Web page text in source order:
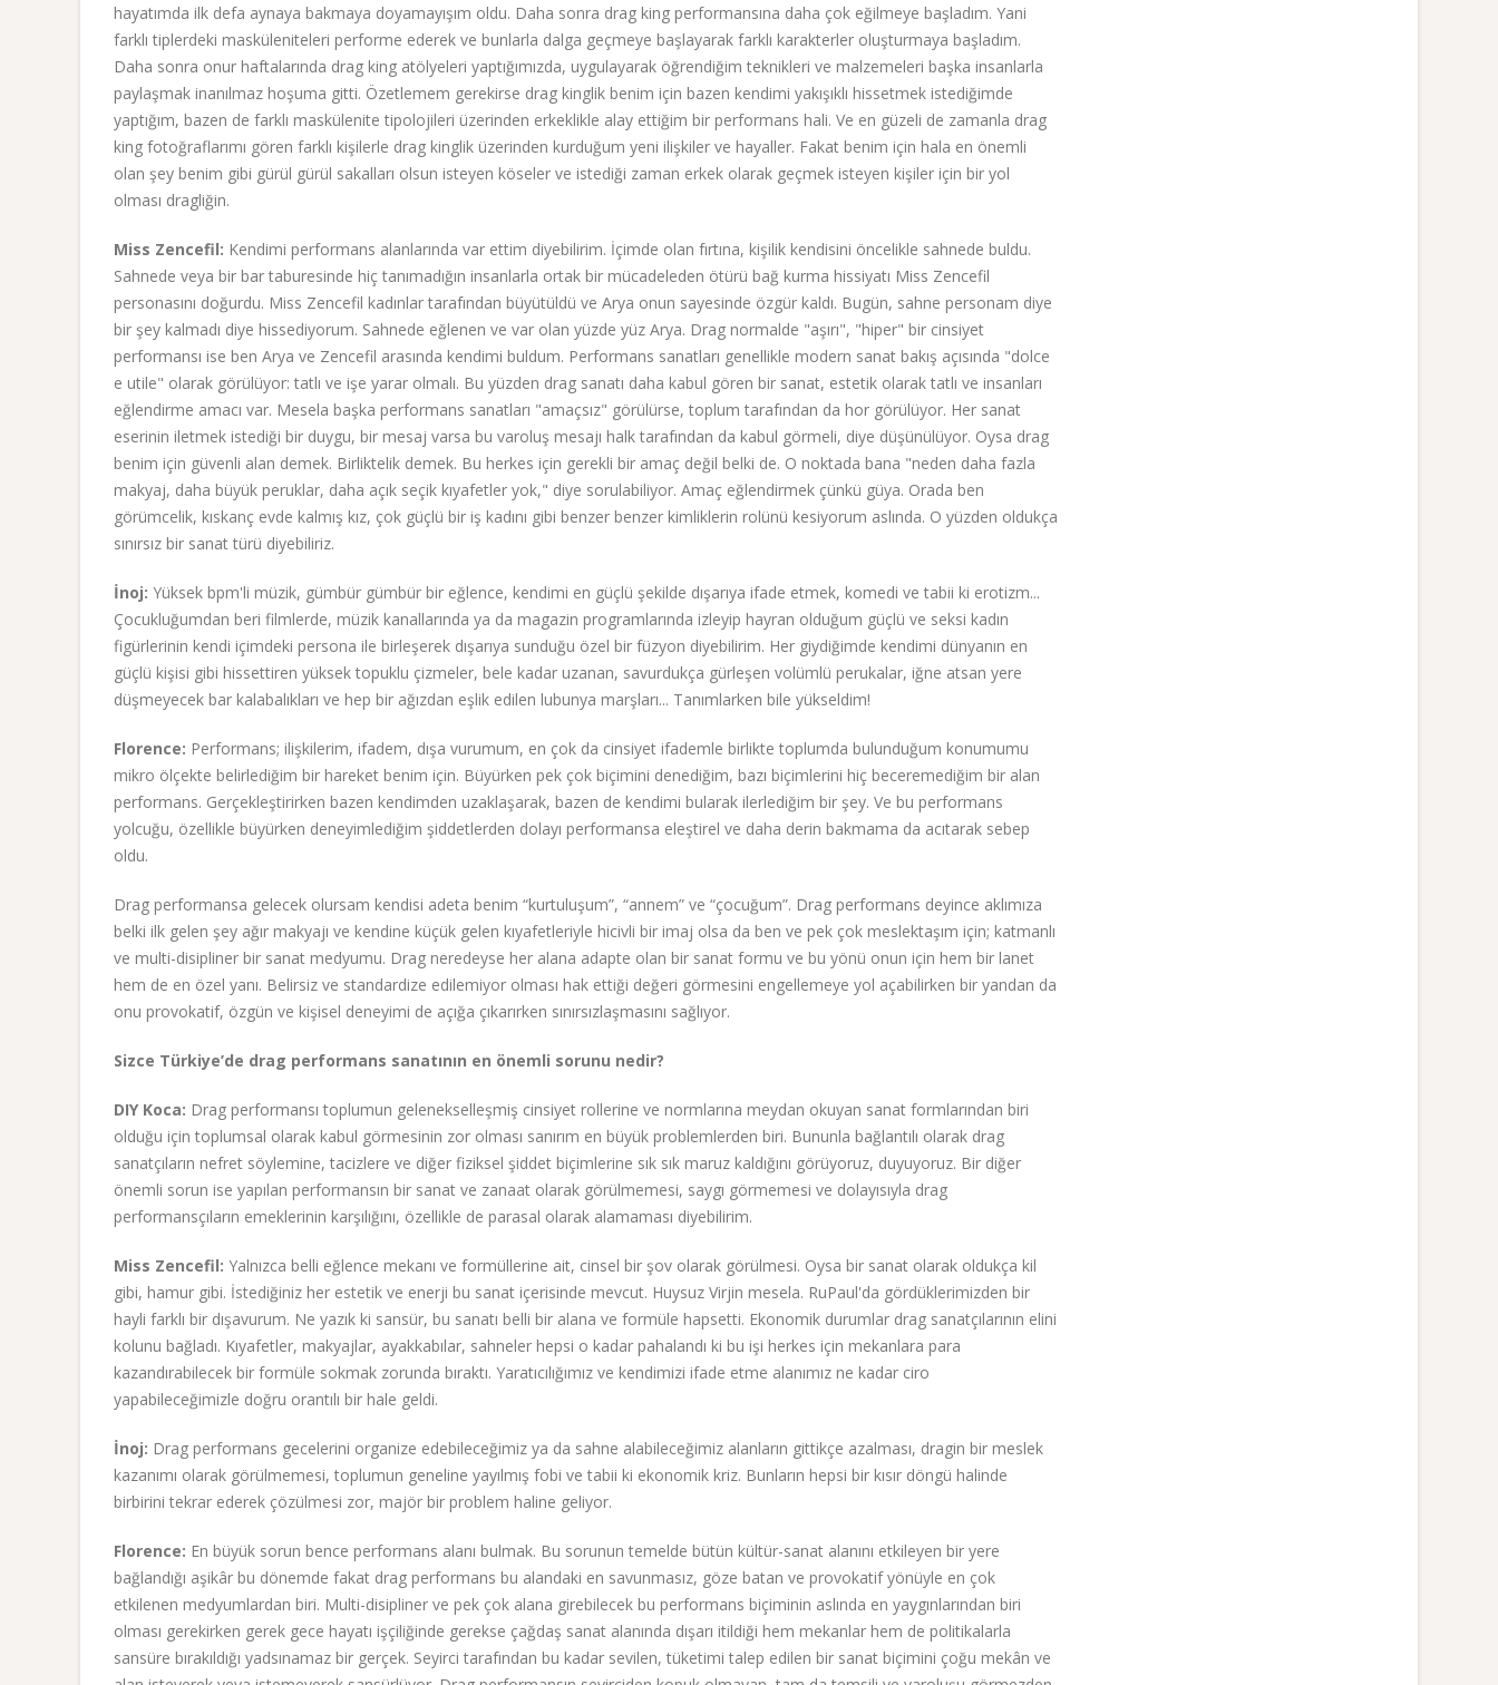
hayatımda ilk defa aynaya bakmaya doyamayışım oldu. Daha sonra drag king performansına daha çok eğilmeye başladım. Yani
farklı tiplerdeki masküleniteleri performe ederek ve bunlarla dalga geçmeye başlayarak farklı karakterler oluşturmaya başladım.
Daha sonra onur haftalarında drag king atölyeleri yaptığımızda, uygulayarak öğrendiğim teknikleri ve malzemeleri başka insanlarla
paylaşmak inanılmaz hoşuma gitti. Özetlemem gerekirse drag kinglik benim için bazen kendimi yakışıklı hissetmek istediğimde
yaptığım, bazen de farklı maskülenite tipolojileri üzerinden erkeklikle alay ettiğim bir performans hali. Ve en güzeli de zamanla drag
king fotoğraflarımı gören farklı kişilerle drag kinglik üzerinden kurduğum yeni ilişkiler ve hayaller. Fakat benim için hala en önemli
olan şey benim gibi gürül gürül sakalları olsun isteyen köseler ve istediği zaman erkek olarak geçmek isteyen kişiler için bir yol
olması dragliğin.
Miss Zencefil: Kendimi performans alanlarında var ettim diyebilirim. İçimde olan fırtına, kişilik kendisini öncelikle sahnede buldu.
Sahnede veya bir bar taburesinde hiç tanımadığın insanlarla ortak bir mücadeleden ötürü bağ kurma hissiyatı Miss Zencefil
personasını doğurdu. Miss Zencefil kadınlar tarafından büyütüldü ve Arya onun sayesinde özgür kaldı. Bugün, sahne personam diye
bir şey kalmadı diye hissediyorum. Sahnede eğlenen ve var olan yüzde yüz Arya. Drag normalde "aşırı", "hiper" bir cinsiyet
performansı ise ben Arya ve Zencefil arasında kendimi buldum. Performans sanatları genellikle modern sanat bakış açısında "dolce
e utile" olarak görülüyor: tatlı ve işe yarar olmalı. Bu yüzden drag sanatı daha kabul gören bir sanat, estetik olarak tatlı ve insanları
eğlendirme amacı var. Mesela başka performans sanatları "amaçsız" görülürse, toplum tarafından da hor görülüyor. Her sanat
eserinin iletmek istediği bir duygu, bir mesaj varsa bu varoluş mesajı halk tarafından da kabul görmeli, diye düşünülüyor. Oysa drag
benim için güvenli alan demek. Birliktelik demek. Bu herkes için gerekli bir amaç değil belki de. O noktada bana "neden daha fazla
makyaj, daha büyük peruklar, daha açık seçik kıyafetler yok," diye sorulabiliyor. Amaç eğlendirmek çünkü güya. Orada ben
görümcelik, kıskanç evde kalmış kız, çok güçlü bir iş kadını gibi benzer benzer kimliklerin rolünü kesiyorum aslında. O yüzden oldukça
sınırsız bir sanat türü diyebiliriz.
İnoj: Yüksek bpm'li müzik, gümbür gümbür bir eğlence, kendimi en güçlü şekilde dışarıya ifade etmek, komedi ve tabii ki erotizm...
Çocukluğumdan beri filmlerde, müzik kanallarında ya da magazin programlarında izleyip hayran olduğum güçlü ve seksi kadın
figürlerinin kendi içimdeki persona ile birleşerek dışarıya sunduğu özel bir füzyon diyebilirim. Her giydiğimde kendimi dünyanın en
güçlü kişisi gibi hissettiren yüksek topuklu çizmeler, bele kadar uzanan, savurdukça gürleşen volümlü perukalar, iğne atsan yere
düşmeyecek bar kalabalıkları ve hep bir ağızdan eşlik edilen lubunya marşları... Tanımlarken bile yükseldim!
Florence: Performans; ilişkilerim, ifadem, dışa vurumum, en çok da cinsiyet ifademle birlikte toplumda bulunduğum konumumu
mikro ölçekte belirlediğim bir hareket benim için. Büyürken pek çok biçimini denediğim, bazı biçimlerini hiç beceremediğim bir alan
performans. Gerçekleştirirken bazen kendimden uzaklaşarak, bazen de kendimi bularak ilerlediğim bir şey. Ve bu performans
yolcuğu, özellikle büyürken deneyimlediğim şiddetlerden dolayı performansa eleştirel ve daha derin bakmama da acıtarak sebep
oldu.
Drag performansa gelecek olursam kendisi adeta benim “kurtuluşum”, “annem” ve “çocuğum”. Drag performans deyince aklımıza
belki ilk gelen şey ağır makyajı ve kendine küçük gelen kıyafetleriyle hicivli bir imaj olsa da ben ve pek çok meslektaşım için; katmanlı
ve multi-disipliner bir sanat medyumu. Drag neredeyse her alana adapte olan bir sanat formu ve bu yönü onun için hem bir lanet
hem de en özel yanı. Belirsiz ve standardize edilemiyor olması hak ettiği değeri görmesini engellemeye yol açabilirken bir yandan da
onu provokatif, özgün ve kişisel deneyimi de açığa çıkarırken sınırsızlaşmasını sağlıyor.
Sizce Türkiye’de drag performans sanatının en önemli sorunu nedir?
DIY Koca: Drag performansı toplumun gelenekselleşmiş cinsiyet rollerine ve normlarına meydan okuyan sanat formlarından biri
olduğu için toplumsal olarak kabul görmesinin zor olması sanırım en büyük problemlerden biri. Bununla bağlantılı olarak drag
sanatçıların nefret söylemine, tacizlere ve diğer fiziksel şiddet biçimlerine sık sık maruz kaldığını görüyoruz, duyuyoruz. Bir diğer
önemli sorun ise yapılan performansın bir sanat ve zanaat olarak görülmemesi, saygı görmemesi ve dolayısıyla drag
performansçıların emeklerinin karşılığını, özellikle de parasal olarak alamaması diyebilirim.
Miss Zencefil: Yalnızca belli eğlence mekanı ve formüllerine ait, cinsel bir şov olarak görülmesi. Oysa bir sanat olarak oldukça kil
gibi, hamur gibi. İstediğiniz her estetik ve enerji bu sanat içerisinde mevcut. Huysuz Virjin mesela. RuPaul'da gördüklerimizden bir
hayli farklı bir dışavurum. Ne yazık ki sansür, bu sanatı belli bir alana ve formüle hapsetti. Ekonomik durumlar drag sanatçılarının elini
kolunu bağladı. Kıyafetler, makyajlar, ayakkabılar, sahneler hepsi o kadar pahalandı ki bu işi herkes için mekanlara para
kazandırabilecek bir formüle sokmak zorunda bıraktı. Yaratıcılığımız ve kendimizi ifade etme alanımız ne kadar ciro
yapabileceğimizle doğru orantılı bir hale geldi.
İnoj: Drag performans gecelerini organize edebileceğimiz ya da sahne alabileceğimiz alanların gittikçe azalması, dragin bir meslek
kazanımı olarak görülmemesi, toplumun geneline yayılmış fobi ve tabii ki ekonomik kriz. Bunların hepsi bir kısır döngü halinde
birbirini tekrar ederek çözülmesi zor, majör bir problem haline geliyor.
Florence: En büyük sorun bence performans alanı bulmak. Bu sorunun temelde bütün kültür-sanat alanını etkileyen bir yere
bağlandığı aşikâr bu dönemde fakat drag performans bu alandaki en savunmasız, göze batan ve provokatif yönüyle en çok
etkilenen medyumlardan biri. Multi-disipliner ve pek çok alana girebilecek bu performans biçiminin aslında en yaygınlarından biri
olması gerekirken gerek gece hayatı işçiliğinde gerekse çağdaş sanat alanında dışarı itildiği hem mekanlar hem de politikalarla
sansüre bırakıldığı yadsınamaz bir gerçek. Seyirci tarafından bu kadar sevilen, tüketimi talep edilen bir sanat biçimini çoğu mekân ve